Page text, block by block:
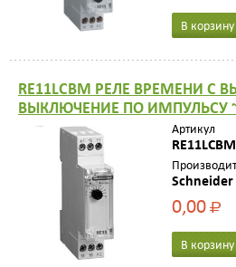
В корзину
RE11LCBM РЕЛЕ ВРЕМЕНИ С
ВЫКЛЮЧЕНИЕ ПО ИМПУЛЬСУ
Артикул
RE11LCBM
0,00Р
В корзину